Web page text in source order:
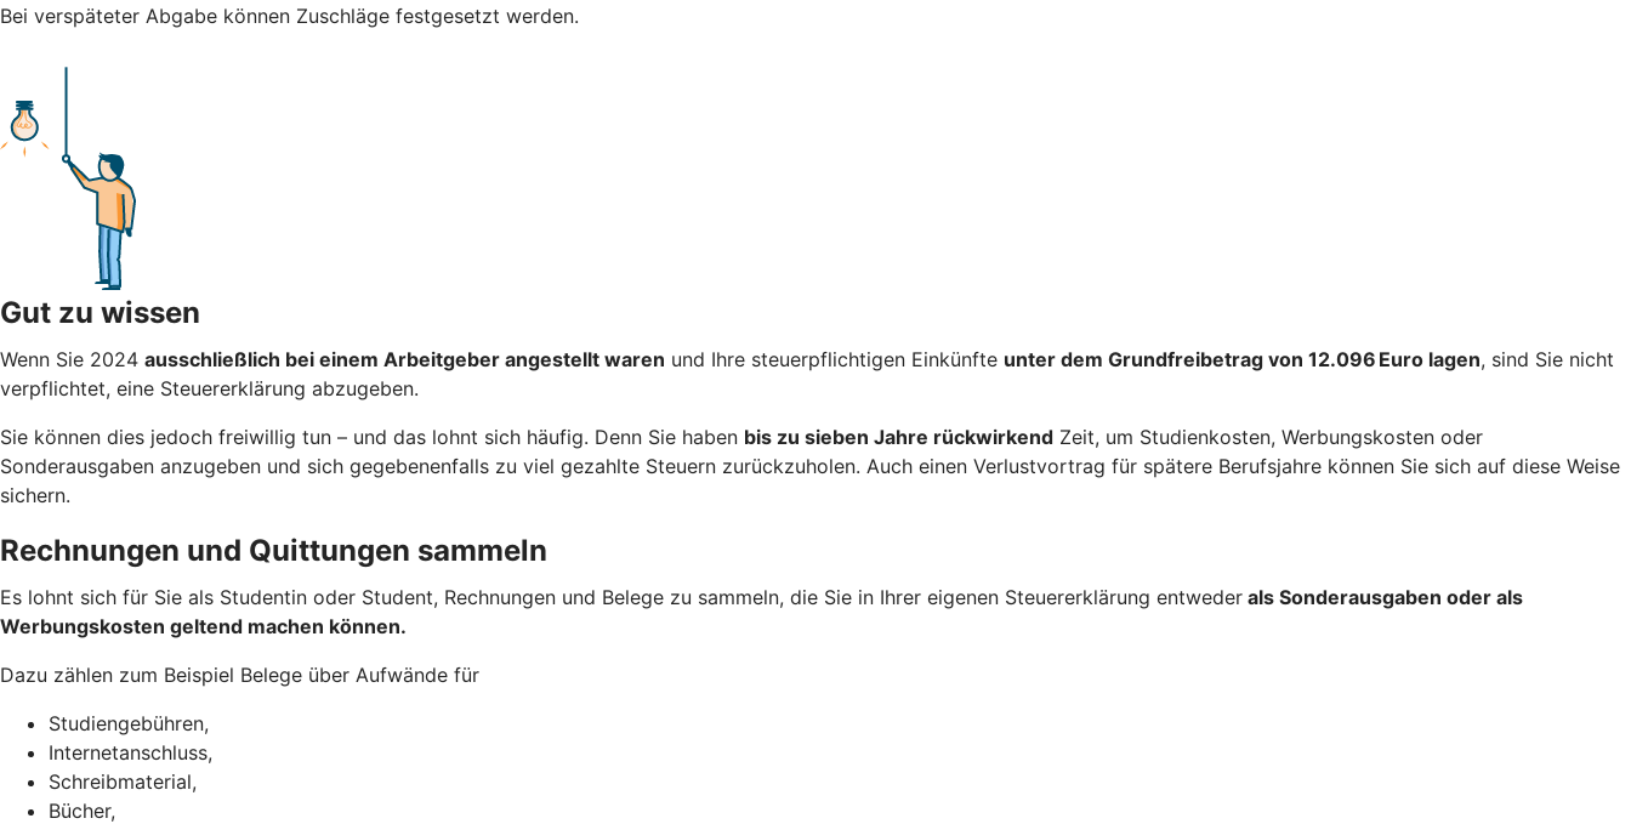
Bei verspäteter Abgabe können Zuschläge festgesetzt werden.
Gut zu wissen
Wenn Sie 2024 ausschließlich bei einem Arbeitgeber angestellt waren und Ihre steuerpflichtigen Einkünfte unter dem Grundfreibetrag von 12.096 Euro lagen, sind Sie nicht
verpflichtet, eine Steuererklärung abzugeben.
Sie können dies jedoch freiwillig tun – und das lohnt sich häufig. Denn Sie haben bis zu sieben Jahre rückwirkend Zeit, um Studienkosten, Werbungskosten oder
Sonderausgaben anzugeben und sich gegebenenfalls zu viel gezahlte Steuern zurückzuholen. Auch einen Verlustvortrag für spätere Berufsjahre können Sie sich auf diese Weise
sichern.
Rechnungen und Quittungen sammeln
Es lohnt sich für Sie als Studentin oder Student, Rechnungen und Belege zu sammeln, die Sie in Ihrer eigenen Steuererklärung entweder als Sonderausgaben oder als
Werbungskosten geltend machen können.
Dazu zählen zum Beispiel Belege über Aufwände für
Studiengebühren,
Internetanschluss,
Schreibmaterial,
Bücher,